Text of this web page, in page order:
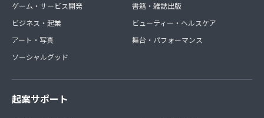
ゲーム・サービス開発
ビジネス・起業
アート・写真
ソーシャルグッド
書籍・雑誌出版
ビューティー・ヘルスケア
舞台・パフォーマンス
起案サポート